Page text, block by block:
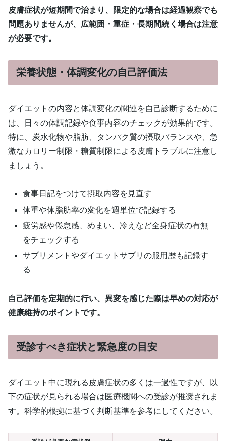
皮膚症状が短期間で治まり、限定的な場合は経過観察でも
問題ありませんが、広範囲・重症・長期間続く場合は注意
が必要です。
栄養状態・体調変化の自己評価法
ダイエットの内容と体調変化の関連を自己診断するために
は、日々の体調記録や食事内容のチェックが効果的です。
特に、炭水化物や脂肪、タンパク質の摂取バランスや、急
激なカロリー制限・糖質制限による皮膚トラブルに注意し
ましょう。
食事日記をつけて摂取内容を見直す
体重や体脂肪率の変化を週単位で記録する
疲労感や倦怠感、めまい、冷えなど全身症状の有無
をチェックする
サプリメントやダイエットサプリの服用歴も記録す
る
自己評価を定期的に行い、異変を感じた際は早めの対応が
健康維持のポイントです。
受診すべき症状と緊急度の目安
ダイエット中に現れる皮膚症状の多くは一過性ですが、以
下の症状が見られる場合は医療機関への受診が推奨されま
す。科学的根拠に基づく判断基準を参考にしてください。